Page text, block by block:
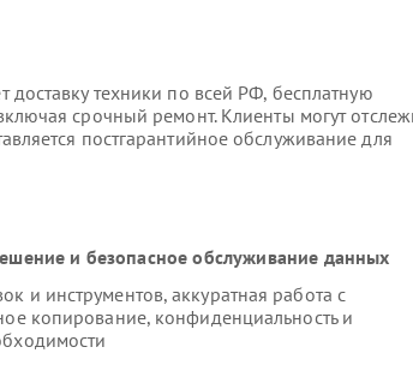
техники по всей РФ, бесплатную
срочный ремонт. Клиенты могут
постгарантийное обслуживание для
и безопасное обслуживание данных
и инструментов, аккуратная работа с
копирование, конфиденциальность и